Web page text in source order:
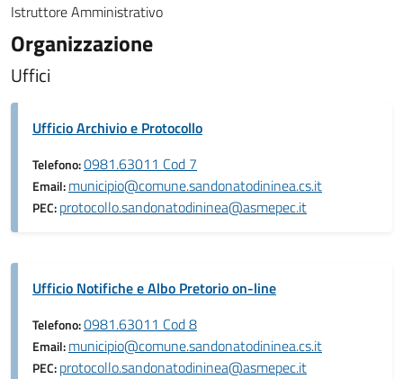
Istruttore Amministrativo
Organizzazione
Uffici
Ufficio Archivio e Protocollo
Telefono:0981.63011 Cod 7
Email:municipio@comune.sandonatodininea.cs.it
PEC:protocollo.sandonatodininea@asmepec.it
Ufficio Notifiche e Albo Pretorio on-line
Telefono:0981.63011 Cod 8
Email:municipio@comune.sandonatodininea.cs.it
PEC:protocollo.sandonatodininea@asmepec.it